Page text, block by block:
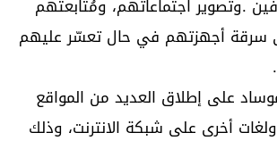
.وتصوير اجتماعاتهم، ومُتابعتهم
سرقة أجهزتهم في حال تعسّر عليهم
على إطلاق العديد من المواقع
ولغات أخرى على شبكة الانترنت، وذلك